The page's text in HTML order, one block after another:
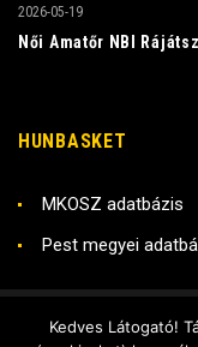
Női Amatőr NBI
2026-05-19
HUNBASKET
MKOSZ adatbázis
Pest megyei
Kedves Látogató!